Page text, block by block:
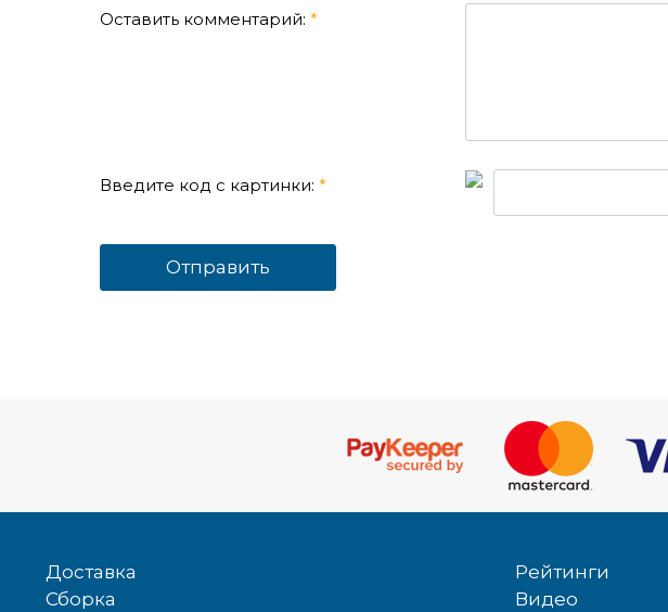
Оставить комментарий: *
Введите код с картинки: *
Доставка
Сборка
Рейтинги
Видео